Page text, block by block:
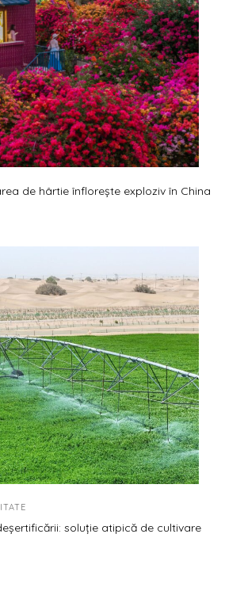
de hârtie înflorește exploziv în China
soluție atipică de cultivare